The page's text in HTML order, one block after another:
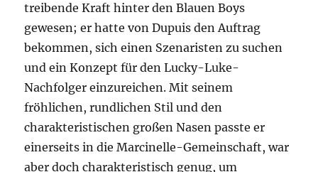
treibende Kraft hinter den Blauen Boys
gewesen; er hatte von Dupuis den Auftrag
bekommen, sich einen Szenaristen zu suchen
und ein Konzept für den Lucky-Luke-
Nachfolger einzureichen. Mit seinem
fröhlichen, rundlichen Stil und den
charakteristischen großen Nasen passte er
einerseits in die Marcinelle-Gemeinschaft, war
aber doch charakteristisch genug, um